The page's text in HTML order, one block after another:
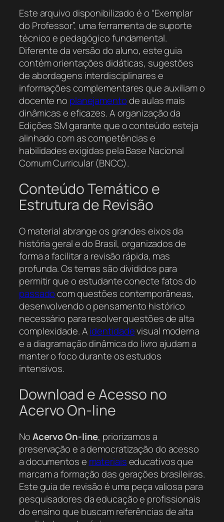
Este arquivo disponibilizado é o “Exemplar
do Professor”, uma ferramenta de suporte
técnico e pedagógico fundamental.
Diferente da versão do aluno, este guia
contém orientações didáticas, sugestões
de abordagens interdisciplinares e
informações complementares que auxiliam o
docente no planejamentode aulas mais
dinâmicas e eficazes. A organização da
Edições SM garante que o conteúdo esteja
alinhado com as competências e
habilidades exigidas pela Base Nacional
Comum Curricular (BNCC).
Conteúdo Temático e
Estrutura de Revisão
O material abrange os grandes eixos da
história geral e do Brasil, organizados de
forma a facilitar a revisão rápida, mas
profunda. Os temas são divididos para
permitir que o estudante conecte fatos do
passadocom questões contemporâneas,
desenvolvendo o pensamento histórico
necessário para resolver questões de alta
complexidade. Aidentidadevisual moderna
e a diagramação dinâmica do livro ajudam a
manter o foco durante os estudos
intensivos.
Download e Acesso no
Acervo On-line
NoAcervo On-line, priorizamos a
preservação e a democratização do acesso
a documentos e materiaiseducativos que
marcam a formação das gerações brasileiras.
Este guia de revisão é uma peça valiosa para
pesquisadores da educação e profissionais
do ensino que buscam referências de alta